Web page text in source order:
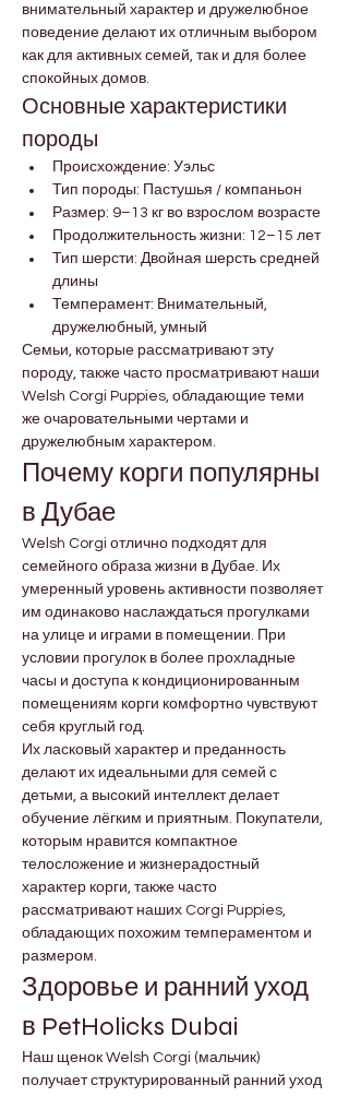
внимательный характер и дружелюбное
поведение делают их отличным выбором
как для активных семей, так и для более
спокойных домов.
Основные характеристики
породы
Происхождение: Уэльс
Тип породы: Пастушья / компаньон
Размер: 9–13 кг во взрослом возрасте
Продолжительность жизни: 12–15 лет
Тип шерсти: Двойная шерсть средней
длины
Темперамент: Внимательный,
дружелюбный, умный
Семьи, которые рассматривают эту
породу, также часто просматривают наши
Welsh Corgi Puppies, обладающие теми
же очаровательными чертами и
дружелюбным характером.
Почему корги популярны
в Дубае
Welsh Corgi отлично подходят для
семейного образа жизни в Дубае. Их
умеренный уровень активности позволяет
им одинаково наслаждаться прогулками
на улице и играми в помещении. При
условии прогулок в более прохладные
часы и доступа к кондиционированным
помещениям корги комфортно чувствуют
себя круглый год.
Их ласковый характер и преданность
делают их идеальными для семей с
детьми, а высокий интеллект делает
обучение лёгким и приятным. Покупатели,
которым нравится компактное
телосложение и жизнерадостный
характер корги, также часто
рассматривают наших Corgi Puppies,
обладающих похожим темпераментом и
размером.
Здоровье и ранний уход
в PetHolicks Dubai
Наш щенок Welsh Corgi (мальчик)
получает структурированный ранний уход